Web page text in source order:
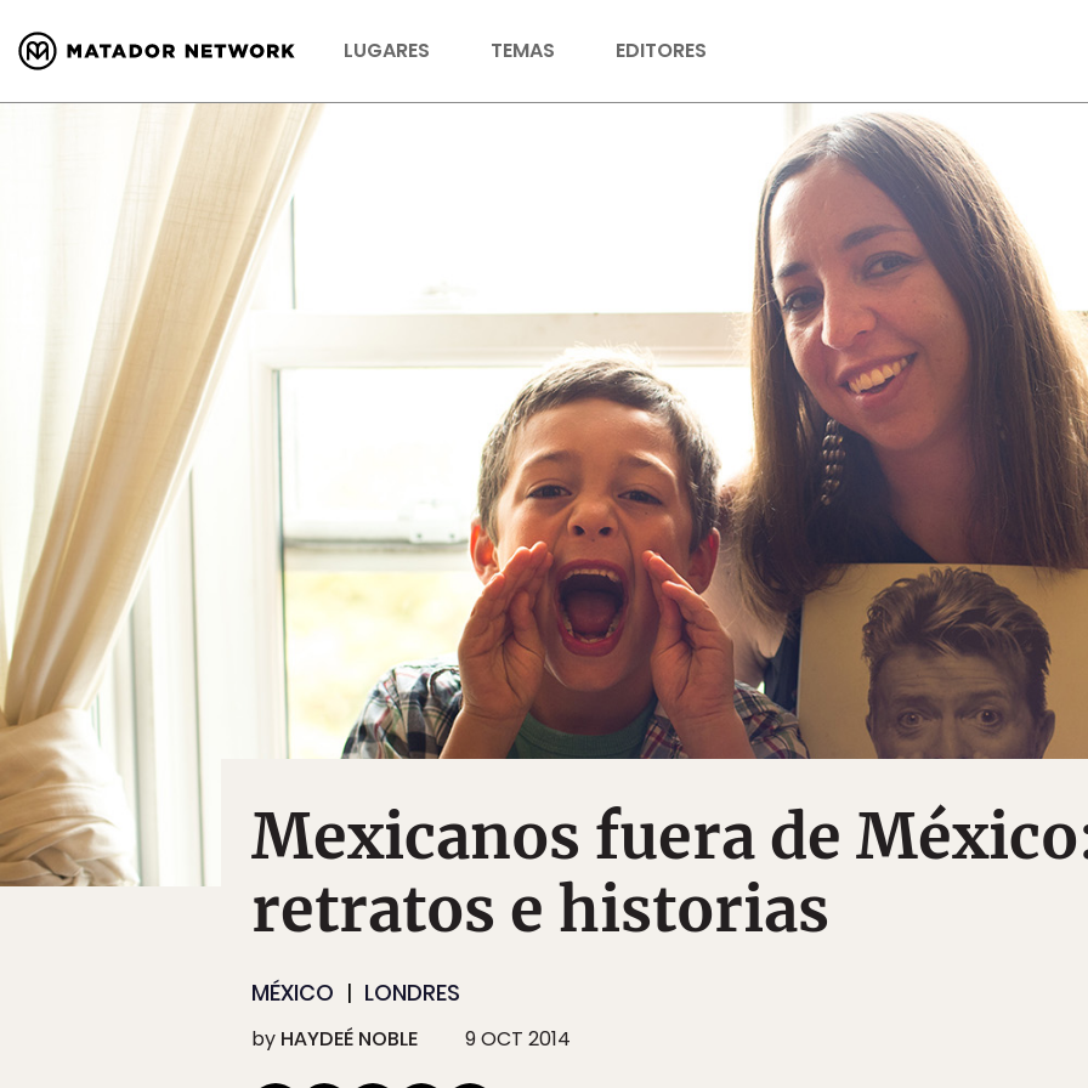
LUGARES TEMAS EDITORES
Mexicanos fuera de
retratos e historias
MÉXICO LONDRES
by HAYDEÉ NOBLE 9 OCT 2014